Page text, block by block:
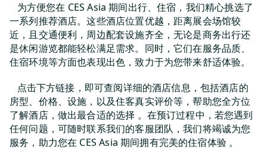
为方便您在 CES Asia 期间出行、住宿，我们精心挑选了
一系列推荐酒店。这些酒店位置优越，距离展会场馆较
近，且交通便利，周边配套设施齐全，无论是商务出行还
是休闲游览都能轻松满足需求。同时，它们在服务品质、
住宿环境等方面也表现出色，致力于为您带来舒适体验。
点击下方链接，即可查阅详细的酒店信息，包括酒店的
房型、价格、设施，以及住客真实评价等，帮助您全方位
了解酒店，做出最合适的选择 。在预订过程中，若您遇到
任何问题，可随时联系我们的客服团队，我们将竭诚为您
服务，助力您在 CES Asia 期间拥有完美的住宿体验 。